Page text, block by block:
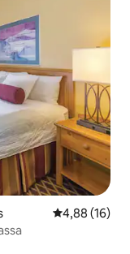
4,88 (16)